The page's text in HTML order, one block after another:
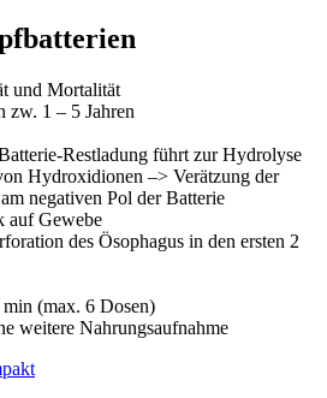
und Mortalität
zw. 1 – 5 Jahren
Restladung führt zur Hydrolyse
Hydroxidionen –> Verätzung der
negativen Pol der Batterie
auf Gewebe
des Ösophagus in den ersten 2
(max. 6 Dosen)
weitere Nahrungsaufnahme